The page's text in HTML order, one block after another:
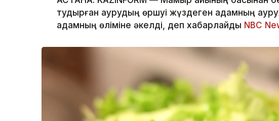
тудырған аурудың өршуі жүздеген адамның
адамның өліміне әкелді, деп хабарлайды NBC